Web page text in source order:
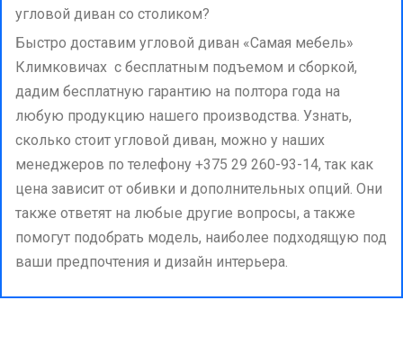
угловой диван со столиком?
Быстро доставим угловой диван «Самая мебель»
Климковичах с бесплатным подъемом и сборкой,
дадим бесплатную гарантию на полтора года на
любую продукцию нашего производства. Узнать,
сколько стоит угловой диван, можно у наших
менеджеров по телефону +375 29 260-93-14, так как
цена зависит от обивки и дополнительных опций. Они
также ответят на любые другие вопросы, а также
помогут подобрать модель, наиболее подходящую под
ваши предпочтения и дизайн интерьера.